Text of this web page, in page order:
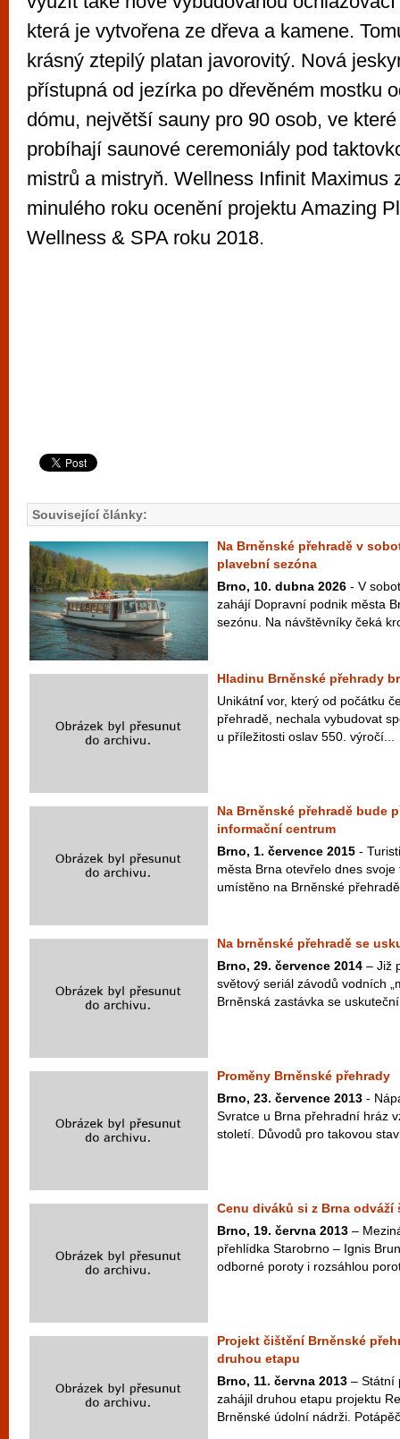
která je vytvořena ze dřeva a kamene.
krásný ztepilý platan javorovitý. Nová
přístupná od jezírka po dřevěném mostku
dómu, největší sauny pro 90 osob, ve
probíhají saunové ceremoniály pod
mistrů a mistryň. Wellness Infinit Maximus
minulého roku ocenění projektu Amazing
Wellness & SPA roku 2018.
Související články:
Na Brněnské přehradě v
plavební sezóna
Brno, 10. dubna 2026 - V
zahájí Dopravní podnik města
sezónu. Na návštěvníky čeká
Hladinu Brněnské přehrady
Unikátnívor, který od počátku
přehradě, nechala vybudovat
u příležitosti oslav 550. výročí...
Na Brněnské přehradě bude
informační centrum
Brno, 1. července 2015 -
města Brna otevřelo dnes
umístěno na Brněnské
Na brněnské přehradě se
Brno, 29. července 2014 – Již
světový seriál závodů vodních
Brněnská zastávka se
Proměny Brněnské přehrady
Brno, 23. července 2013 -
Svratce u Brna přehradní hráz
století. Důvodů pro takovou
Cenu diváků si z Brna
Brno, 19. června 2013 –
přehlídka Starobrno – Ignis
odborné poroty i rozsáhlou
Projekt čištění Brněnské
druhou etapu
Brno, 11. června 2013 – Státní
zahájil druhou etapu projektu
Brněnské údolní nádrži.